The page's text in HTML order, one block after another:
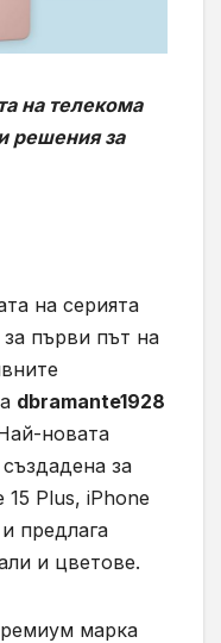
на телекома
решения за
на серията
за първи път на
dbramante1928
новата
за
15 Plus, iPhone
предлага
и цветове.
марка